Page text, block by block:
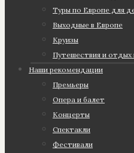
Туры по Европе для
Выходные в Европе
Круизы
Путешествия и отдых
Наши рекомендации
Премьеры
Опера и балет
Концерты
Спектакли
Фестивали